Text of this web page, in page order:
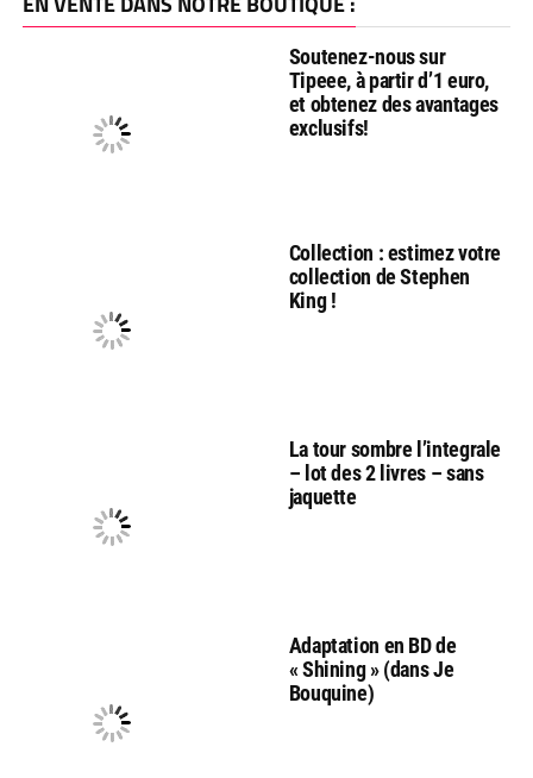
Soutenez-nous sur
Tipeee, à partir d’1 euro,
et obtenez des avantages
exclusifs!
Collection : estimez votre
collection de Stephen
King !
La tour sombre l’integrale
– lot des 2 livres – sans
jaquette
Adaptation en BD de
« Shining » (dans Je
Bouquine)